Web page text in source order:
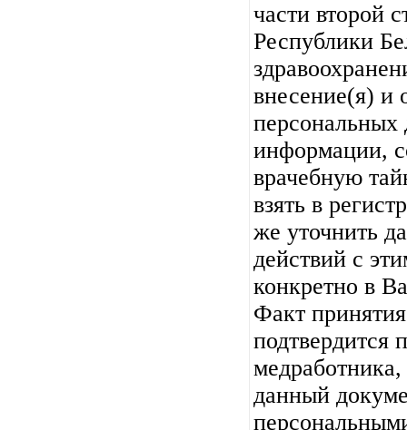
части второй
Республики
внесение(я) и
персональных
информации,
врачебную
взять в
же уточнить
действий с
конкретно в
Факт
подтвердится
данный